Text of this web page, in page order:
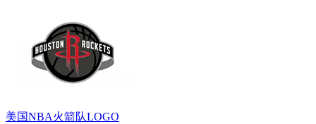
美国NBA火箭队LOGO